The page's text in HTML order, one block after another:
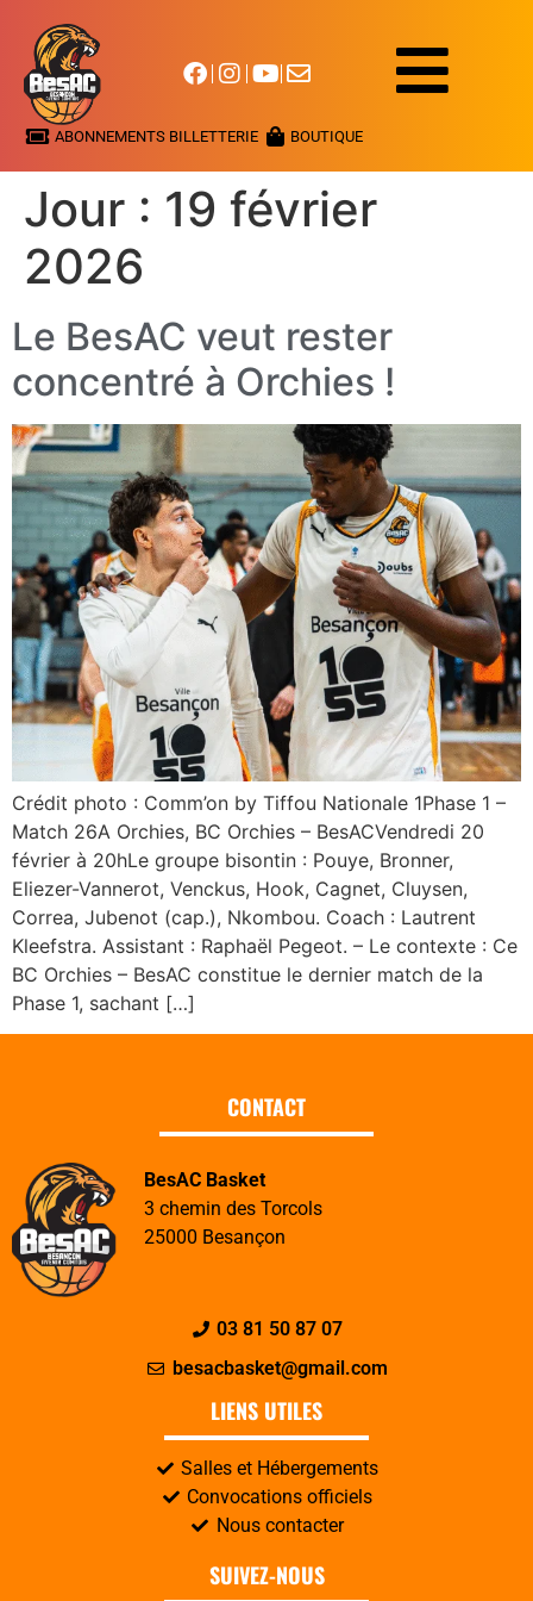
ABONNEMENTS BILLETTERIE BOUTIQUE
Jour : 19 février
2026
Le BesAC veut rester
concentré à Orchies !
Crédit photo : Comm’on by Tiffou Nationale 1Phase 1 –
Match 26A Orchies, BC Orchies – BesACVendredi 20
février à 20hLe groupe bisontin : Pouye, Bronner,
Eliezer-Vannerot, Venckus, Hook, Cagnet, Cluysen,
Correa, Jubenot (cap.), Nkombou. Coach : Lautrent
Kleefstra. Assistant : Raphaël Pegeot. – Le contexte : Ce
BC Orchies – BesAC constitue le dernier match de la
Phase 1, sachant […]
CONTACT
BesAC Basket
3 chemin des Torcols
25000 Besançon
03 81 50 87 07
besacbasket@gmail.com
LIENS UTILES
Salles et Hébergements
Convocations officiels
Nous contacter
SUIVEZ-NOUS